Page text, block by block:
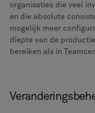
belangrijke rol bij het
de workflow.
Teamcenter biedt een
„Teamcenter Quality”
ontwerp is een